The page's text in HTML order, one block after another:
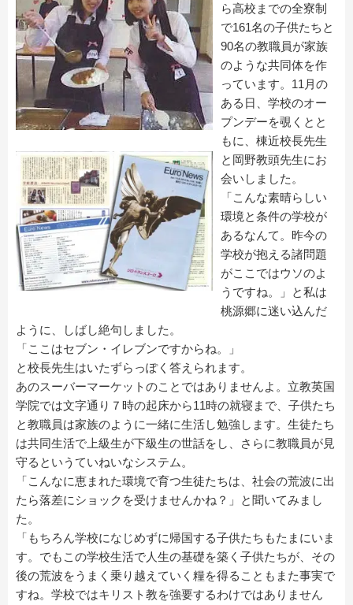
ら高校までの全寮制
で161名の子供たちと
90名の教職員が家族
のような共同体を作
っています。11月の
ある日、学校のオー
プンデーを覗くとと
もに、棟近校長先生
と岡野教頭先生にお
会いしました。
「こんな素晴らしい
環境と条件の学校が
あるなんて。昨今の
学校が抱える諸問題
がここではウソのよ
うですね。」と私は
桃源郷に迷い込んだ
ように、しばし絶句しました。
「ここはセブン・イレブンですからね。」
と校長先生はいたずらっぽく答えられます。
あのスーバーマーケットのことではありませんよ。立教英国
学院では文字通り７時の起床から11時の就寝まで、子供たち
と教職員は家族のように一緒に生活し勉強します。生徒たち
は共同生活で上級生が下級生の世話をし、さらに教職員が見
守るというていねいなシステム。
「こんなに恵まれた環境で育つ生徒たちは、社会の荒波に出
たら落差にショックを受けませんかね？」と聞いてみまし
た。
「もちろん学校になじめずに帰国する子供たちもたまにいま
す。でもこの学校生活で人生の基礎を築く子供たちが、その
後の荒波をうまく乗り越えていく糧を得ることもまた事実で
すね。学校ではキリスト教を強要するわけではありません